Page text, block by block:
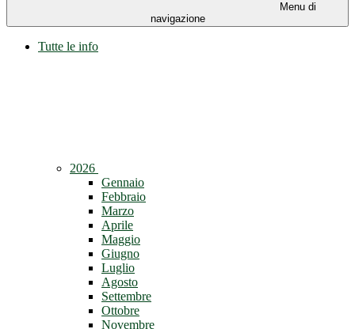
Menu di
navigazione
Tutte le info
2026
Gennaio
Febbraio
Marzo
Aprile
Maggio
Giugno
Luglio
Agosto
Settembre
Ottobre
Novembre